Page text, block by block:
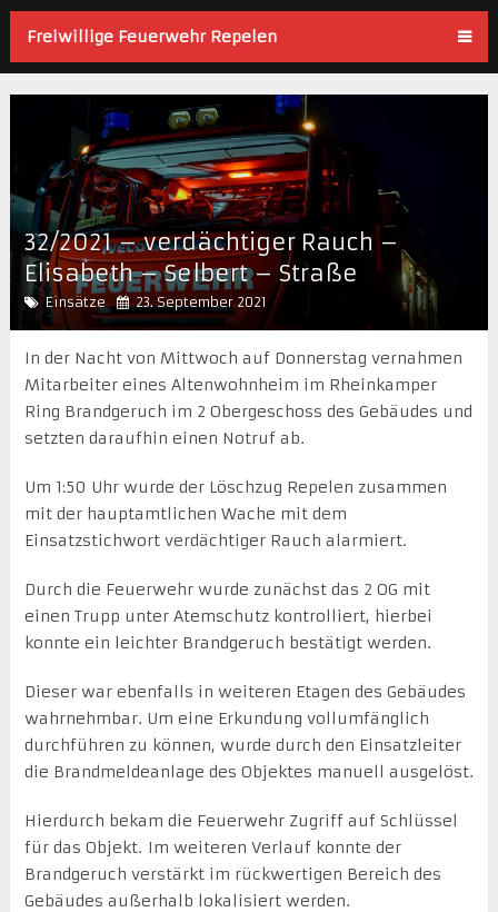
Freiwillige Feuerwehr Repelen
32/2021 – verdächtiger Rauch –
Elisabeth – Selbert – Straße
Einsätze 23. September 2021
In der Nacht von Mittwoch auf Donnerstag vernahmen
Mitarbeiter eines Altenwohnheim im Rheinkamper
Ring Brandgeruch im 2 Obergeschoss des Gebäudes und
setzten daraufhin einen Notruf ab.
Um 1:50 Uhr wurde der Löschzug Repelen zusammen
mit der hauptamtlichen Wache mit dem
Einsatzstichwort verdächtiger Rauch alarmiert.
Durch die Feuerwehr wurde zunächst das 2 OG mit
einen Trupp unter Atemschutz kontrolliert, hierbei
konnte ein leichter Brandgeruch bestätigt werden.
Dieser war ebenfalls in weiteren Etagen des Gebäudes
wahrnehmbar. Um eine Erkundung vollumfänglich
durchführen zu können, wurde durch den Einsatzleiter
die Brandmeldeanlage des Objektes manuell ausgelöst.
Hierdurch bekam die Feuerwehr Zugriff auf Schlüssel
für das Objekt. Im weiteren Verlauf konnte der
Brandgeruch verstärkt im rückwertigen Bereich des
Gebäudes außerhalb lokalisiert werden.